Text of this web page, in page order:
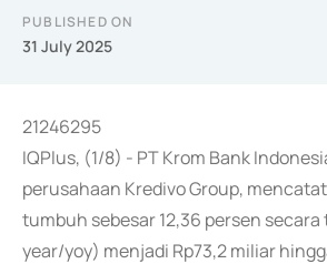
PUBLISHED ON
31 July 2025
21246295
IQPlus, (1/8) - PT Krom Bank
perusahaan Kredivo Group,
tumbuh sebesar 12,36 persen
year/yoy) menjadi Rp73,2 miliar